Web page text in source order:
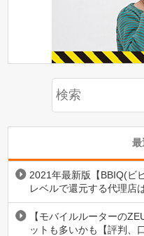
最
2021年最新版【BBIQ(ビ
レベルで還元する代理店
【モバイルルーターの
ットも多いかも【評判、